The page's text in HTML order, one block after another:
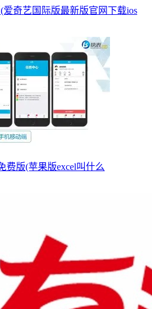
奇艺国际版最新版官网下载ios
费版(苹果版excel叫什么